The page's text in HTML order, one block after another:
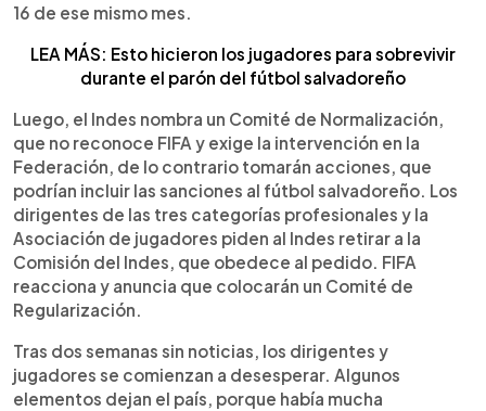
16 de ese mismo mes.
LEA MÁS: Esto hicieron los jugadores para sobrevivir
durante el parón del fútbol salvadoreño
Luego, el Indes nombra un Comité de Normalización,
que no reconoce FIFA y exige la intervención en la
Federación, de lo contrario tomarán acciones, que
podrían incluir las sanciones al fútbol salvadoreño. Los
dirigentes de las tres categorías profesionales y la
Asociación de jugadores piden al Indes retirar a la
Comisión del Indes, que obedece al pedido. FIFA
reacciona y anuncia que colocarán un Comité de
Regularización.
Tras dos semanas sin noticias, los dirigentes y
jugadores se comienzan a desesperar. Algunos
elementos dejan el país, porque había mucha